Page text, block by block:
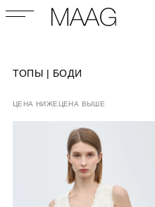
ТОПЫ | БОДИ
ЦЕНА НИЖЕ ЦЕНА ВЫШЕ